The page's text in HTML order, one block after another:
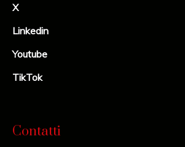
X
Linkedin
Youtube
TikTok
Contatti